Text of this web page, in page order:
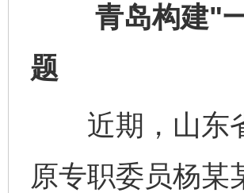
青岛构建"一
题
近期，山东省
原专职委员杨某